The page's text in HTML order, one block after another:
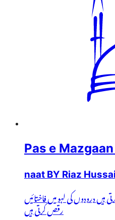
Pas e
naat BY Riaz
درودوں کی لہو میں فاختائیں
رقص کرتی ہیں